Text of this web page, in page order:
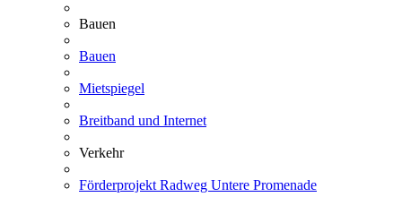
Bauen
Bauen
Mietspiegel
Breitband und Internet
Verkehr
Förderprojekt Radweg Untere Promenade